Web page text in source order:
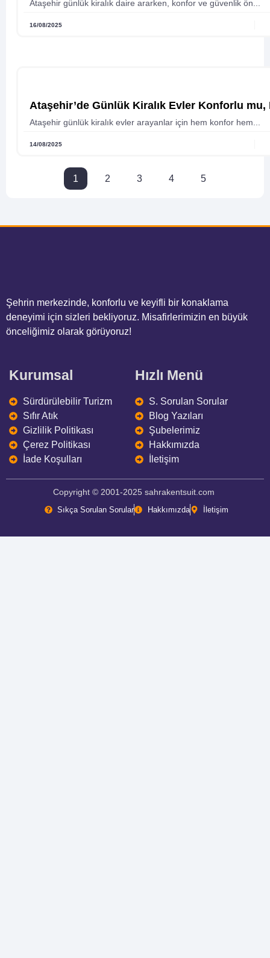
Ataşehir günlük kiralık daire ararken, konfor ve güvenlik ön...
16/08/2025
Ataşehir’de Günlük Kiralık Evler Konforlu
Ataşehir günlük kiralık evler arayanlar için hem konfor hem...
14/08/2025
1 2 3 4 5
Şehrin merkezinde, konforlu ve keyifli bir konaklama
deneyimi için sizleri bekliyoruz. Misafirlerimizin en büyük
önceliğimiz olarak görüyoruz!
Kurumsal
Sürdürülebilir Turizm
Sıfır Atık
Gizlilik Politikası
Çerez Politikası
İade Koşulları
Hızlı Menü
S. Sorulan Sorular
Blog Yazıları
Şubelerimiz
Hakkımızda
İletişim
Copyright © 2001-2025 sahrakentsuit.com
Sıkça Sorulan Sorular Hakkımızda İletişim